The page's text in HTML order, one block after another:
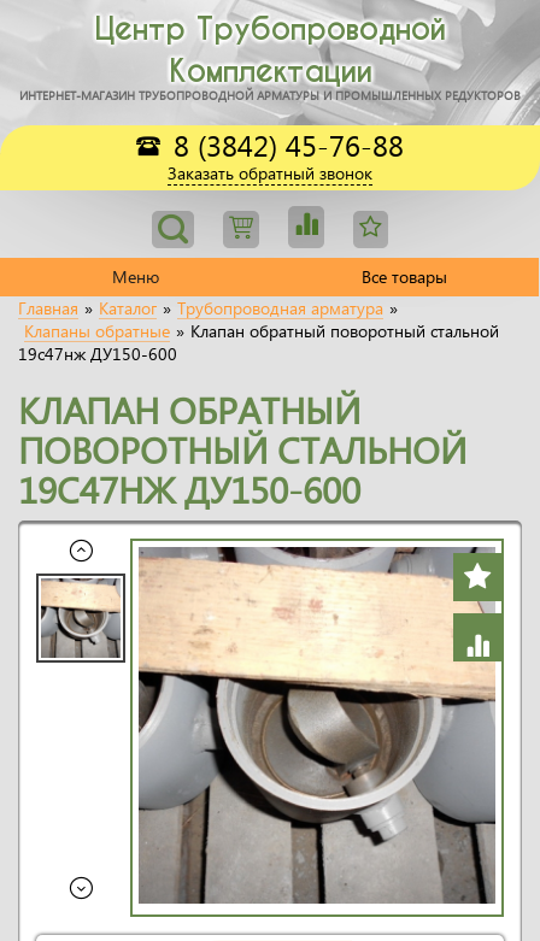
Центр Трубопроводной
Комплектации
ИНТЕРНЕТ-МАГАЗИН ТРУБОПРОВОДНОЙ АРМАТУРЫ И ПРОМЫШЛЕННЫХ РЕДУКТОРОВ
8 (3842) 45-76-88
Заказать обратный звонок
Меню
Все товары
Главная » Каталог » Трубопроводная арматура »
Клапаны обратные » Клапан обратный поворотный стальной
19с47нж ДУ150-600
КЛАПАН ОБРАТНЫЙ
ПОВОРОТНЫЙ СТАЛЬНОЙ
19С47НЖ ДУ150-600